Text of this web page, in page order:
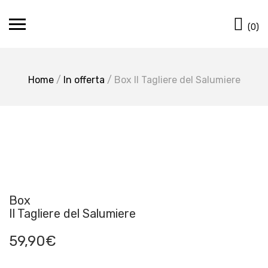
(0)
Home/ In offerta / Box Il Tagliere del Salumiere
Box
Il Tagliere del Salumiere
59,90€